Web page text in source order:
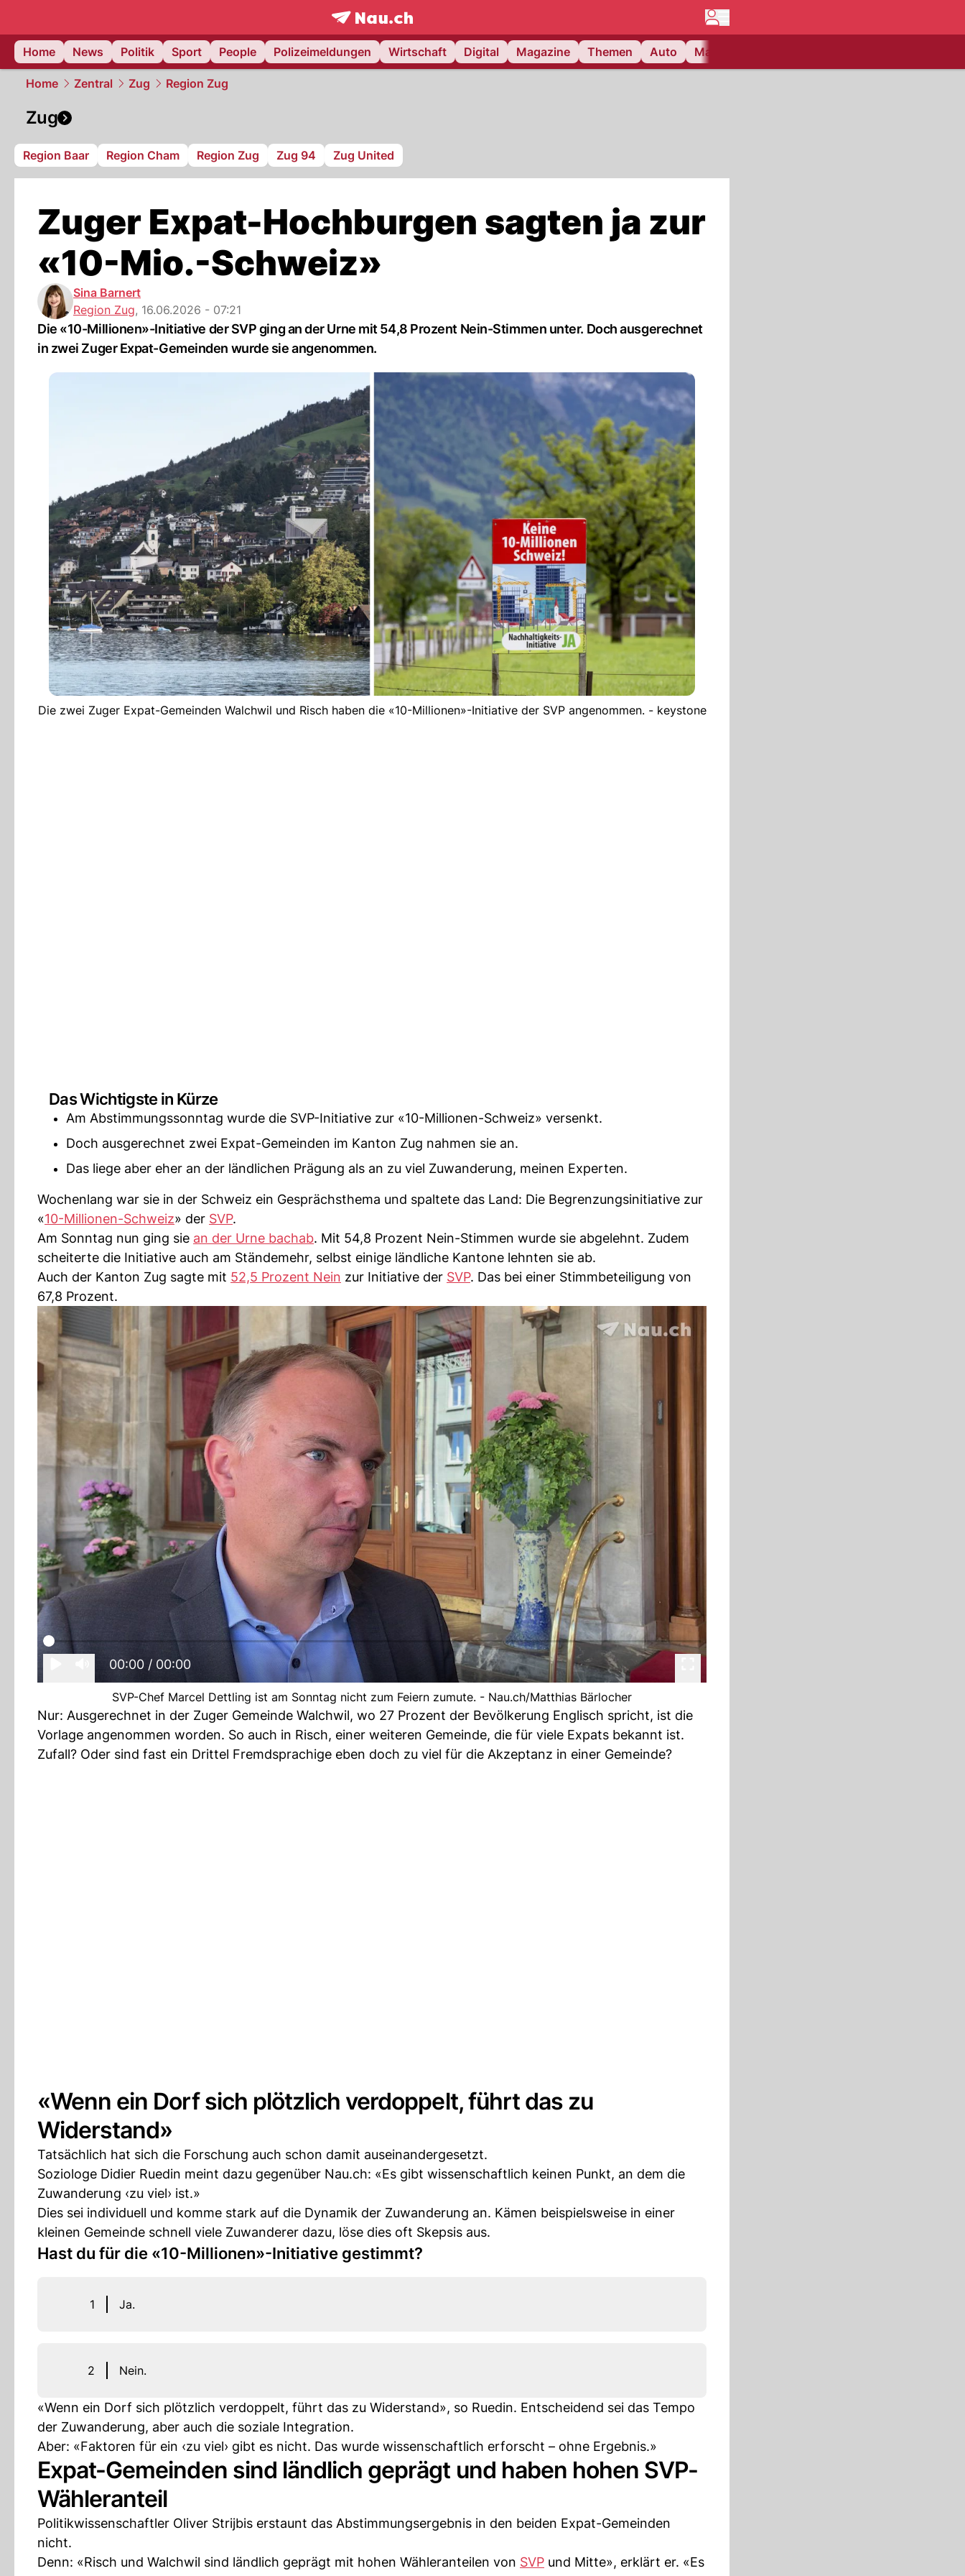
frontpage.NAU.ch
Home
News Politik Sport People Polizeimeldungen Wirtschaft Digital Magazine Themen Auto Matchcenter
Home Zentral Zug Region Zug
Zug
Region Baar Region Cham Region Zug Zug 94 Zug United
Zuger Expat-Hochburgen sagten ja zur
«10-Mio.-Schweiz»
Sina Barnert
Region Zug, 16.06.2026 - 07:21
Die «10-Millionen»-Initiative der SVP ging an der Urne mit 54,8 Prozent Nein-Stimmen unter. Doch ausgerechnet
in zwei Zuger Expat-Gemeinden wurde sie angenommen.
Die zwei Zuger Expat-Gemeinden Walchwil und Risch haben die «10-Millionen»-Initiative der SVP angenommen. - keystone
Das Wichtigste in Kürze
Am Abstimmungssonntag wurde die SVP-Initiative zur «10-Millionen-Schweiz» versenkt.
Doch ausgerechnet zwei Expat-Gemeinden im Kanton Zug nahmen sie an.
Das liege aber eher an der ländlichen Prägung als an zu viel Zuwanderung, meinen Experten.
Wochenlang war sie in der Schweiz ein Gesprächsthema und spaltete das Land: Die Begrenzungsinitiative zur
«10-Millionen-Schweiz» der SVP.
Am Sonntag nun ging sie an der Urne bachab. Mit 54,8 Prozent Nein-Stimmen wurde sie abgelehnt. Zudem
scheiterte die Initiative auch am Ständemehr, selbst einige ländliche Kantone lehnten sie ab.
Auch der Kanton Zug sagte mit 52,5 Prozent Nein zur Initiative der SVP. Das bei einer Stimmbeteiligung von
67,8 Prozent.
00:00 / 00:00
SVP-Chef Marcel Dettling ist am Sonntag nicht zum Feiern zumute. - Nau.ch/Matthias Bärlocher
Nur: Ausgerechnet in der Zuger Gemeinde Walchwil, wo 27 Prozent der Bevölkerung Englisch spricht, ist die
Vorlage angenommen worden. So auch in Risch, einer weiteren Gemeinde, die für viele Expats bekannt ist.
Zufall? Oder sind fast ein Drittel Fremdsprachige eben doch zu viel für die Akzeptanz in einer Gemeinde?
«Wenn ein Dorf sich plötzlich verdoppelt, führt das zu
Widerstand»
Tatsächlich hat sich die Forschung auch schon damit auseinandergesetzt.
Soziologe Didier Ruedin meint dazu gegenüber Nau.ch: «Es gibt wissenschaftlich keinen Punkt, an dem die
Zuwanderung ‹zu viel› ist.»
Dies sei individuell und komme stark auf die Dynamik der Zuwanderung an. Kämen beispielsweise in einer
kleinen Gemeinde schnell viele Zuwanderer dazu, löse dies oft Skepsis aus.
Hast du für die «10-Millionen»-Initiative gestimmt?
1 Ja.
2 Nein.
«Wenn ein Dorf sich plötzlich verdoppelt, führt das zu Widerstand», so Ruedin. Entscheidend sei das Tempo
der Zuwanderung, aber auch die soziale Integration.
Aber: «Faktoren für ein ‹zu viel› gibt es nicht. Das wurde wissenschaftlich erforscht – ohne Ergebnis.»
Expat-Gemeinden sind ländlich geprägt und haben hohen SVP-
Wähleranteil
Politikwissenschaftler Oliver Strijbis erstaunt das Abstimmungsergebnis in den beiden Expat-Gemeinden
nicht.
Denn: «Risch und Walchwil sind ländlich geprägt mit hohen Wähleranteilen von SVP und Mitte», erklärt er. «Es